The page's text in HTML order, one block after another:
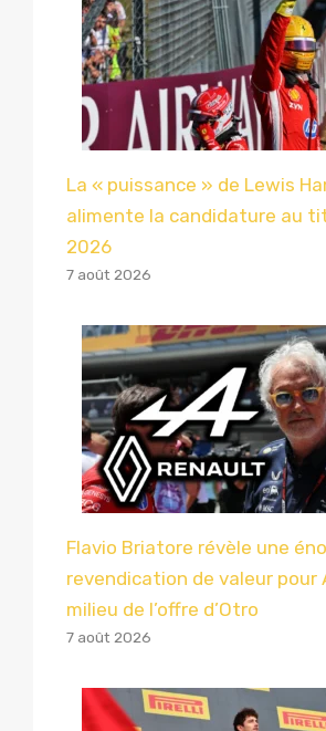
La « puissance » de Lewis
alimente la candidature au
2026
7 août 2026
Flavio Briatore révèle une
revendication de valeur pour
milieu de l’offre d’Otro
7 août 2026